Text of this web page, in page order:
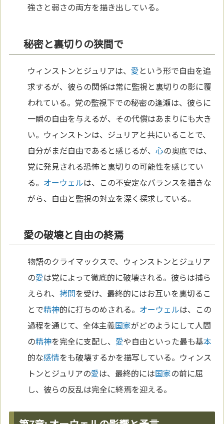
強さと弱さの両方を描き出している。
秘密と裏切りの狭間で
ウィンストンとジュリアは、 愛という形で自由を追
求するが、彼らの関係は常に監視と裏切りの影に覆
われている。党の監視下での秘密の逢瀬は、彼らに
一瞬の自由を与えるが、その代償はあまりにも大き
い。ウィンストンは、ジュリアと共にいることで、
自分がまだ自由であると感じるが、心の奥底では、
党に発見される恐怖と裏切りの可能性を感じてい
る。 オーウェルは、この不安定なバランスを描きな
がら、自由と監視の対立を深く探求している。
愛の破壊と自由の終焉
物語のクライマックスで、ウィンストンとジュリア
の愛は党によって徹底的に破壊される。彼らは捕ら
えられ、拷問を受け、最終的にはお互いを裏切るこ
とで精神的に打ちのめされる。 オーウェルは、この
過程を通じて、全体主義国家がどのようにして人間
の精神を完全に支配し、 愛や自由といった最も基本
的な感情をも破壊するかを描写している。ウィンス
トンとジュリアの愛は、最終的には国家の前に屈
し、彼らの反乱は完全に終焉を迎える。